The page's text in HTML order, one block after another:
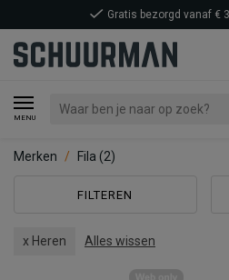
MENU
Gratis bezorgd vanaf €
Merken Fila (2)
FILTEREN
x Heren Alles wissen